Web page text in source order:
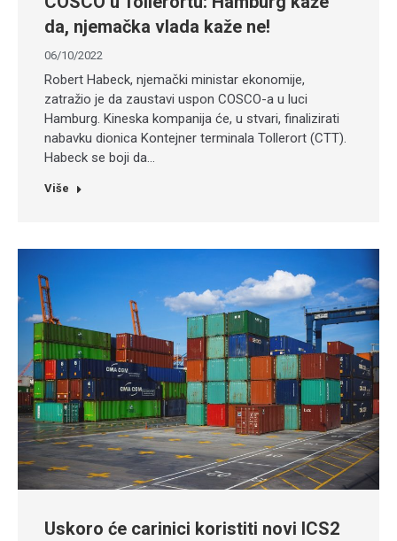
da, njemačka vlada kaže ne!
06/10/2022
Robert Habeck, njemački ministar ekonomije,
zatražio je da zaustavi uspon COSCO-a u luci
Hamburg. Kineska kompanija će, u stvari, finalizirati
nabavku dionica Kontejner terminala Tollerort (CTT).
Habeck se boji da…
Više
Uskoro će carinici koristiti novi ICS2